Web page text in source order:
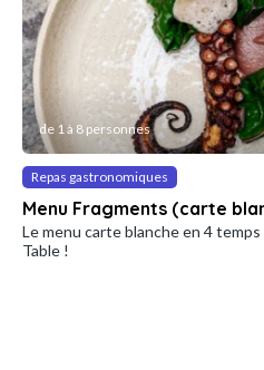
de 1 à 8 personnes
Repas gastronomiques
Menu Fragments (carte
Le menu carte blanche en 4
Table !